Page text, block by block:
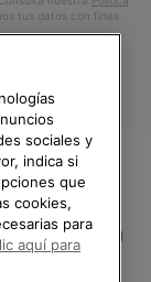
tus datos con fines
A
TU
sociales y
indica si
que
cookies,
para
aquí para